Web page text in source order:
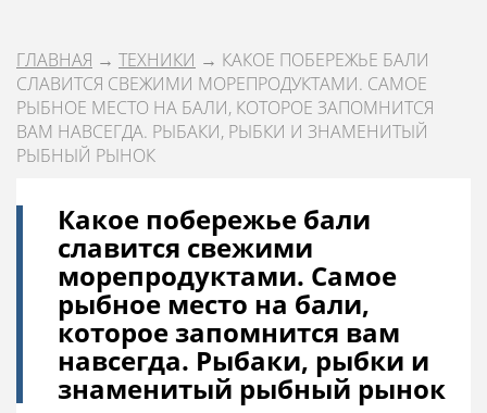
ГЛАВНАЯ → ТЕХНИКИ → КАКОЕ ПОБЕРЕЖЬЕ БАЛИ
СЛАВИТСЯ СВЕЖИМИ МОРЕПРОДУКТАМИ. САМОЕ
РЫБНОЕ МЕСТО НА БАЛИ, КОТОРОЕ ЗАПОМНИТСЯ
ВАМ НАВСЕГДА. РЫБАКИ, РЫБКИ И ЗНАМЕНИТЫЙ
РЫБНЫЙ РЫНОК
Какое побережье бали
славится свежими
морепродуктами. Самое
рыбное место на бали,
которое запомнится вам
навсегда. Рыбаки, рыбки и
знаменитый рыбный рынок